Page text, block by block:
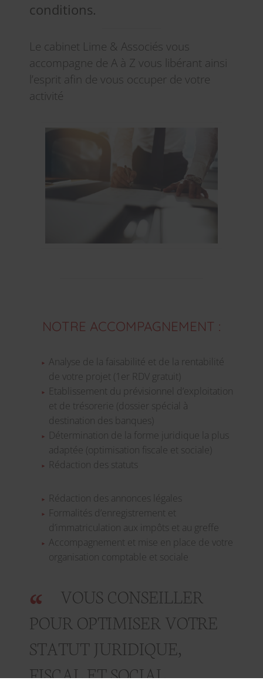
conditions.
Le cabinet Lime & Associés vous
accompagne de A à Z vous libérant ainsi
l’esprit afin de vous occuper de votre
activité
NOTRE ACCOMPAGNEMENT :
Analyse de la faisabilité et de la rentabilité
de votre projet (1er RDV gratuit)
Etablissement du prévisionnel d’exploitation
et de trésorerie (dossier spécial à
destination des banques)
Détermination de la forme juridique la plus
adaptée (optimisation fiscale et sociale)
Rédaction des statuts
Rédaction des annonces légales
Formalités d’enregistrement et
d’immatriculation aux impôts et au greffe
Accompagnement et mise en place de votre
organisation comptable et sociale
VOUS CONSEILLER
POUR OPTIMISER VOTRE
STATUT JURIDIQUE,
FISCAL ET SOCIAL